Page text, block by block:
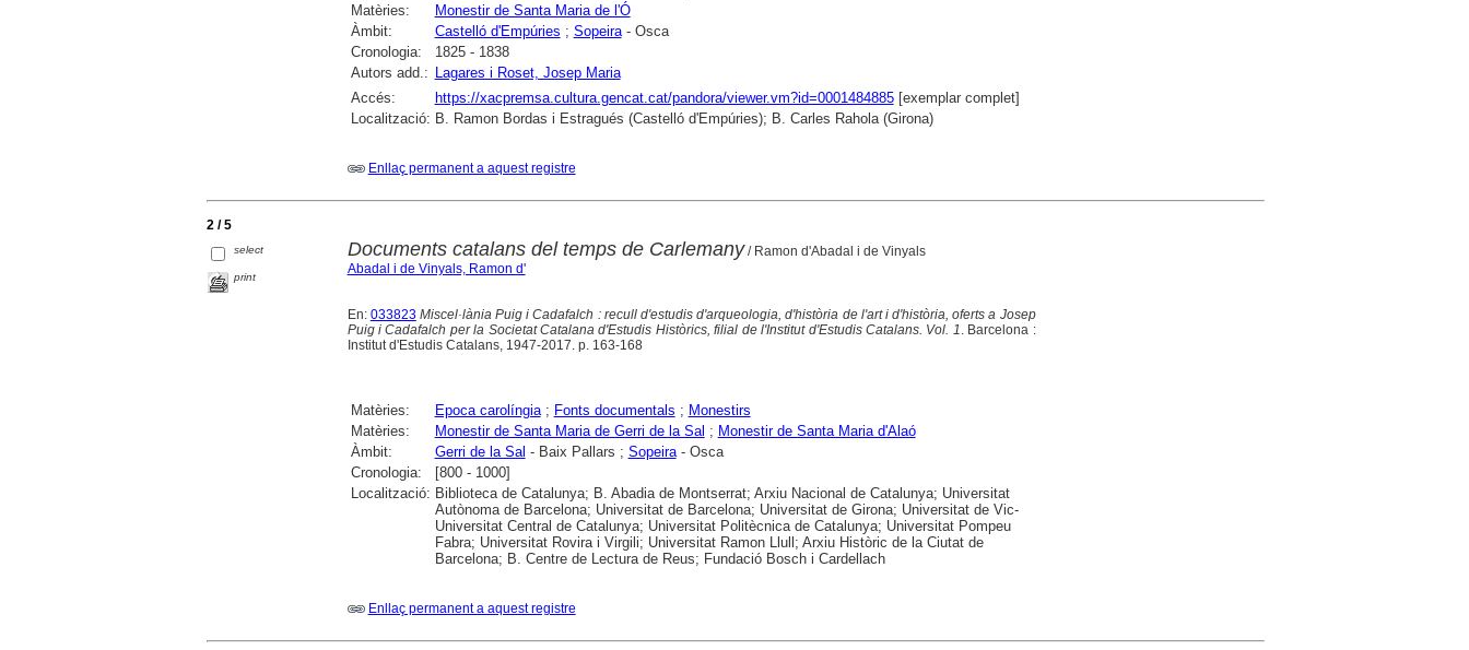
Matèries:
Monestir de Santa Maria de l'Ó
Àmbit:
Castelló d'Empúries ; Sopeira- Osca
Cronologia:
1825 - 1838
Autors add.:
Lagares i Roset, Josep Maria
Accés:
https://xacpremsa.cultura.gencat.cat/pandora/viewer.vm?id=0001484885[exemplar complet]
Localització: B. Ramon Bordas i Estragués (Castelló d'Empúries); B. Carles Rahola (Girona)
Enllaç permanent a aquest registre
2 / 5
select
print
Documents catalans del temps de Carlemany/ Ramon d'Abadal i de Vinyals
Abadal i de Vinyals, Ramon d'
En: 033823 Miscel·lània Puig i Cadafalch : recull d'estudis d'arqueologia, d'història de l'art i d'història, oferts a Josep
Puig i Cadafalch per la Societat Catalana d'Estudis Històrics, filial de l'Institut d'Estudis Catalans. Vol. 1. Barcelona :
Institut d'Estudis Catalans, 1947-2017. p. 163-168
Matèries: Epoca carolíngia; Fonts documentals ; Monestirs
Matèries:
Monestir de Santa Maria de Gerri de la Sal ; Monestir de Santa Maria d'Alaó
Àmbit:
Gerri de la Sal - Baix Pallars ; Sopeira- Osca
Cronologia:
[800 - 1000]
Localització: Biblioteca de Catalunya; B. Abadia de Montserrat; Arxiu Nacional de Catalunya; Universitat
Autònoma de Barcelona; Universitat de Barcelona; Universitat de Girona; Universitat de Vic-
Universitat Central de Catalunya; Universitat Politècnica de Catalunya; Universitat Pompeu
Fabra; Universitat Rovira i Virgili; Universitat Ramon Llull; Arxiu Històric de la Ciutat de
Barcelona; B. Centre de Lectura de Reus; Fundació Bosch i Cardellach
Enllaç permanent a aquest registre